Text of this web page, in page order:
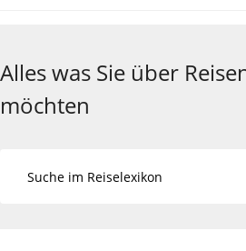
Alles was Sie über
möchten